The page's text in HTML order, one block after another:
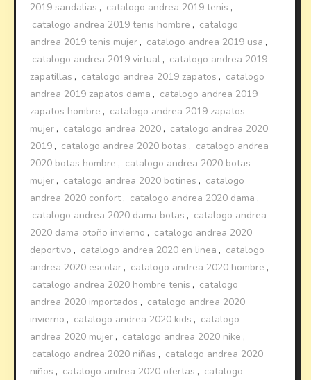
2019 sandalias , catalogo andrea 2019 tenis ,
catalogo andrea 2019 tenis hombre , catalogo
andrea 2019 tenis mujer , catalogo andrea 2019 usa ,
catalogo andrea 2019 virtual , catalogo andrea 2019
zapatillas , catalogo andrea 2019 zapatos , catalogo
andrea 2019 zapatos dama , catalogo andrea 2019
zapatos hombre , catalogo andrea 2019 zapatos
mujer , catalogo andrea 2020 , catalogo andrea 2020
2019 , catalogo andrea 2020 botas , catalogo andrea
2020 botas hombre , catalogo andrea 2020 botas
mujer , catalogo andrea 2020 botines , catalogo
andrea 2020 confort, catalogo andrea 2020 dama ,
catalogo andrea 2020 dama botas , catalogo andrea
2020 dama otoño invierno , catalogo andrea 2020
deportivo , catalogo andrea 2020 en linea , catalogo
andrea 2020 escolar , catalogo andrea 2020 hombre ,
catalogo andrea 2020 hombre tenis , catalogo
andrea 2020 importados , catalogo andrea 2020
invierno , catalogo andrea 2020 kids , catalogo
andrea 2020 mujer , catalogo andrea 2020 nike ,
catalogo andrea 2020 niñas , catalogo andrea 2020
niños , catalogo andrea 2020 ofertas , catalogo